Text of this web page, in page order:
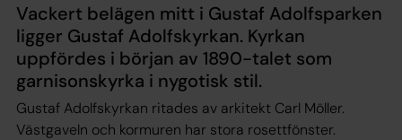
Vackert belägen mitt i Gustaf Adolfsparken
ligger Gustaf Adolfskyrkan. Kyrkan
uppfördes i början av 1890-talet som
garnisonskyrka i nygotisk stil.
Gustaf Adolfskyrkan ritades av arkitekt Carl Möller.
Västgaveln och kormuren har stora rosettfönster.